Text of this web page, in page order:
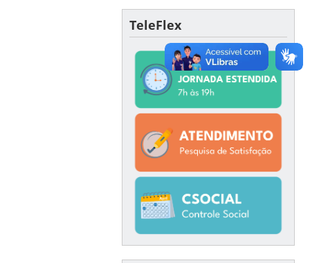
TeleFlex